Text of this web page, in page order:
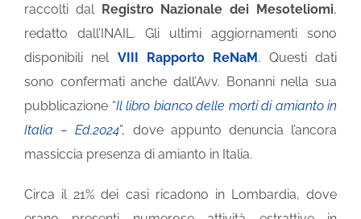
raccolti dal Registro Nazionale dei Mesoteliomi,
redatto dall’INAIL. Gli ultimi aggiornamenti sono
disponibili nel VIII Rapporto ReNaM. Questi dati
sono confermati anche dall’Avv. Bonanni nella sua
pubblicazione “Il libro bianco delle morti di amianto in
Italia – Ed.2024”, dove appunto denuncia l’ancora
massiccia presenza di amianto in Italia.
Circa il 21% dei casi ricadono in Lombardia, dove